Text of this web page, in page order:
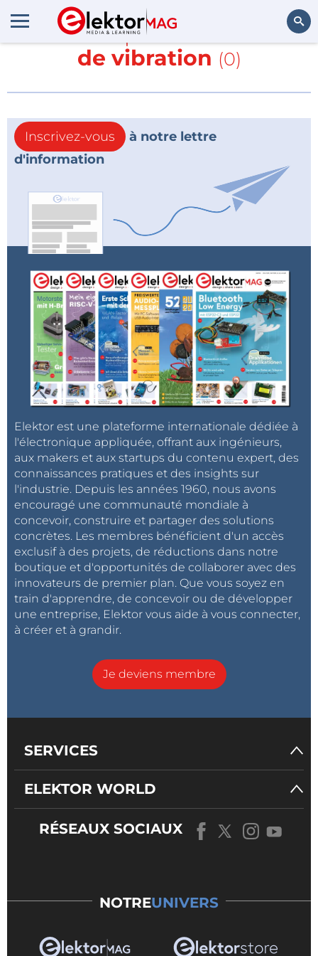
En savoir plus sur
moteur
de vibration (0)
Inscrivez-vous
à notre lettre
d'information
Elektor est une plateforme internationale dédiée à
l'électronique appliquée, offrant aux ingénieurs,
aux makers et aux startups du contenu expert, des
connaissances pratiques et des insights sur
l'industrie. Depuis les années 1960, nous avons
encouragé une communauté mondiale à
concevoir, construire et partager des solutions
concrètes. Les membres bénéficient d'un accès
exclusif à des projets, de réductions dans notre
boutique et d'opportunités de collaborer avec des
innovateurs de premier plan. Que vous soyez en
train d'apprendre, de concevoir ou de développer
une entreprise, Elektor vous aide à vous connecter,
à créer et à grandir.
Je deviens membre
SERVICES
ELEKTOR WORLD
RÉSEAUX SOCIAUX
NOTREUNIVERS